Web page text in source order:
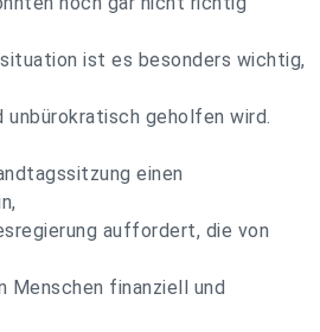
ist es besonders wichtig,
geholfen wird.
einen
auffordert, die von
finanziell und